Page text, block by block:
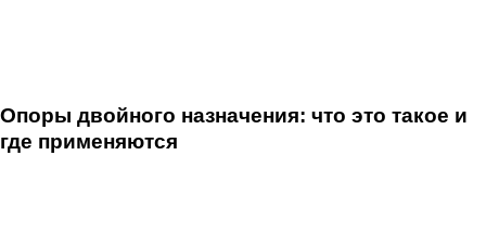
Опоры двойного назначения: что это такое и
где применяются